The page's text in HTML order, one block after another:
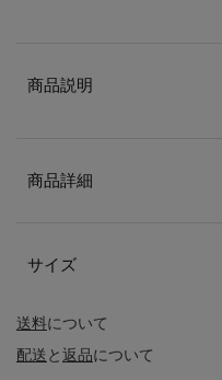
送料について
配送と返品について
商品説明
商品詳細
サイズ